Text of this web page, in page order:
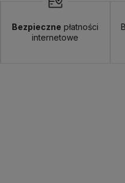
Bezpieczne płatności
internetowe